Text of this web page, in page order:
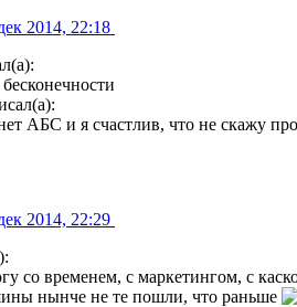
2014, 22:18
АБС и я счастлив, что не скажу
2014, 22:29
со временем, с маркетингом, с
нынче не те пошли, что раньше